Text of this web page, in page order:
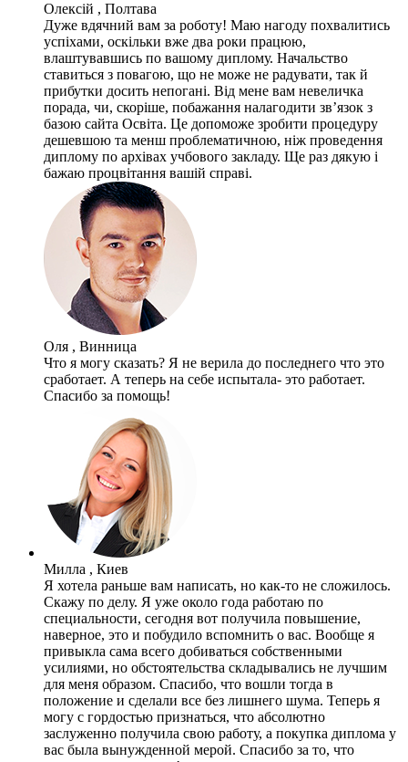
Олексій , Полтава
Дуже вдячний вам за роботу! Маю нагоду похвалитись
успіхами, оскільки вже два роки працюю,
влаштувавшись по вашому диплому. Начальство
ставиться з повагою, що не може не радувати, так й
прибутки досить непогані. Від мене вам невеличка
порада, чи, скоріше, побажання налагодити зв’язок з
базою сайта Освіта. Це допоможе зробити процедуру
дешевшою та менш проблематичною, ніж проведення
диплому по архівах учбового закладу. Ще раз дякую і
бажаю процвітання вашій справі.
Оля , Винница
Что я могу сказать? Я не верила до последнего что это
сработает. А теперь на себе испытала- это работает.
Спасибо за помощь!
Милла , Киев
Я хотела раньше вам написать, но как-то не сложилось.
Скажу по делу. Я уже около года работаю по
специальности, сегодня вот получила повышение,
наверное, это и побудило вспомнить о вас. Вообще я
привыкла сама всего добиваться собственными
усилиями, но обстоятельства складывались не лучшим
для меня образом. Спасибо, что вошли тогда в
положение и сделали все без лишнего шума. Теперь я
могу с гордостью признаться, что абсолютно
заслуженно получила свою работу, а покупка диплома у
вас была вынужденной мерой. Спасибо за то, что